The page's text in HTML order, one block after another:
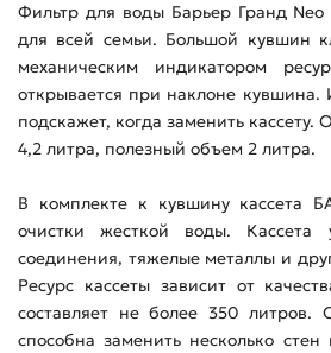
Фильтр для воды Барьер Гранд
для всей семьи. Большой кувшин
механическим индикатором
открывается при наклоне
подскажет, когда заменить
4,2 литра, полезный объем 2 литра.
В комплекте к кувшину кассета
очистки жесткой воды.
соединения, тяжелые металлы и
Ресурс кассеты зависит от
составляет не более 350 литров.
способна заменить несколько стен